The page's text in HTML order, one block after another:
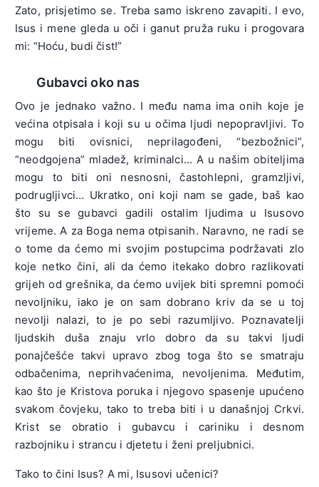
Zato, prisjetimo se. Treba samo iskreno zavapiti. I evo,
Isus i mene gleda u oči i ganut pruža ruku i progovara
mi: “Hoću, budi čist!”
Gubavci oko nas
Ovo je jednako važno. I među nama ima onih koje je
većina otpisala i koji su u očima ljudi nepopravljivi. To
mogu biti ovisnici, neprilagođeni, “bezbožnici”,
“neodgojena” mladež, kriminalci… A u našim obiteljima
mogu to biti oni nesnosni, častohlepni, gramzljivi,
podrugljivci… Ukratko, oni koji nam se gade, baš kao
što su se gubavci gadili ostalim ljudima u Isusovo
vrijeme. A za Boga nema otpisanih. Naravno, ne radi se
o tome da ćemo mi svojim postupcima podržavati zlo
koje netko čini, ali da ćemo itekako dobro razlikovati
grijeh od grešnika, da ćemo uvijek biti spremni pomoći
nevoljniku, iako je on sam dobrano kriv da se u toj
nevolji nalazi, to je po sebi razumljivo. Poznavatelji
ljudskih duša znaju vrlo dobro da su takvi ljudi
ponajčešće takvi upravo zbog toga što se smatraju
odbačenima, neprihvaćenima, nevoljenima. Međutim,
kao što je Kristova poruka i njegovo spasenje upućeno
svakom čovjeku, tako to treba biti i u današnjoj Crkvi.
Krist se obratio i gubavcu i cariniku i desnom
razbojniku i strancu i djetetu i ženi preljubnici.
Tako to čini Isus? A mi, Isusovi učenici?